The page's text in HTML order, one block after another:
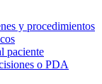
y procedimientos
paciente
o PDA